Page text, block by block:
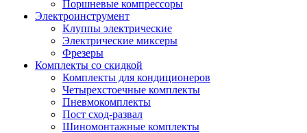
Поршневые компрессоры
Электроинструмент
Клуппы электрические
Электрические миксеры
Фрезеры
Комплекты со скидкой
Комплекты для кондиционеров
Четырехстоечные комплекты
Пневмокомплекты
Пост сход-развал
Шиномонтажные комплекты